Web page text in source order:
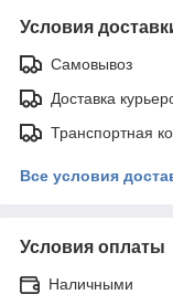
Условия
Самовывоз
Доставка
Транспортная
Все условия
Условия оплаты
Наличными